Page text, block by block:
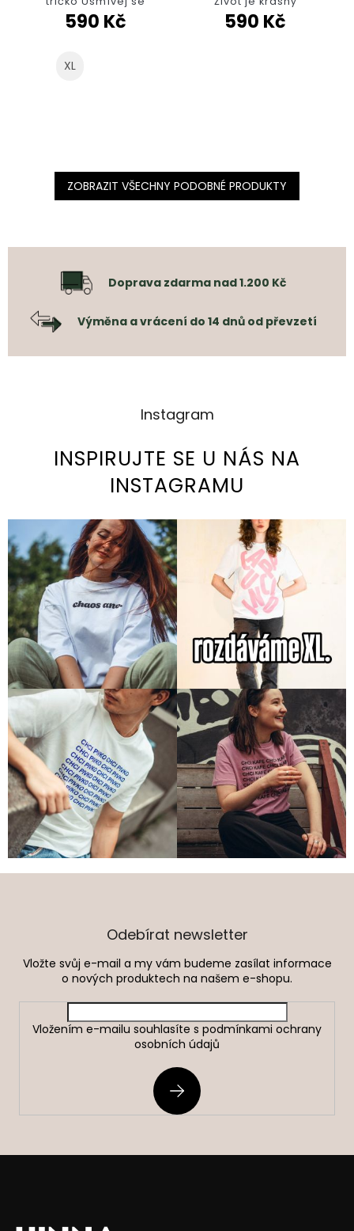
590 Kč
XL
590 Kč
ZOBRAZIT VŠECHNY PODOBNÉ PRODUKTY
Doprava zdarma nad 1.200 Kč
Výměna a vrácení do 14 dnů od převzetí
Instagram
INSPIRUJTE SE U NÁS NA
INSTAGRAMU
Z
Odebírat newsletter
Vložte svůj e-mail a my vám budeme zasílat informace
o nových produktech na našem e-shopu.
Vložením e-mailu souhlasíte s podmínkami ochrany
osobních údajů
PŘIHLÁSIT
SE